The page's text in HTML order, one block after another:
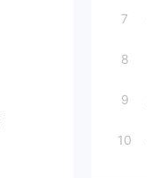
7
8
9
10